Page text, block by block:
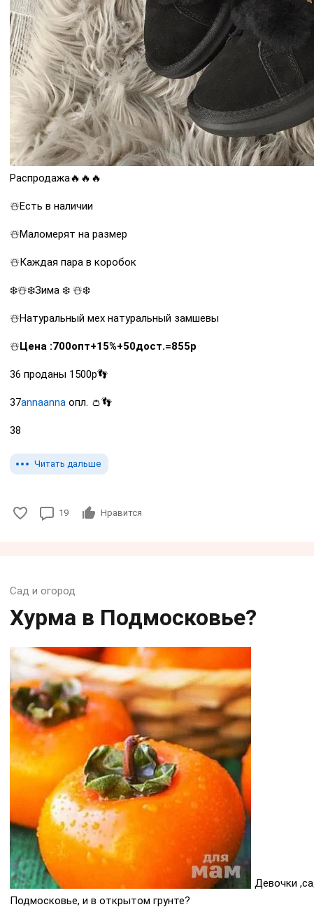
Распродажа🔥🔥🔥
☃️Есть в наличии
☃️Маломерят на размер
☃️Каждая пара в коробок
❄️☃️❄️Зима ❄️ ☃️❄️
☃️Натуральный мех натуральный замшевы
☃️Цена :700опт+15%+50дост.=855р
36 проданы 1500р👣
37annaanna опл. 👛👣
38
Читать дальше
19 Нравится
Сад и огород
Хурма в Подмосковье?
Девочки
Подмосковье, и в открытом грунте?